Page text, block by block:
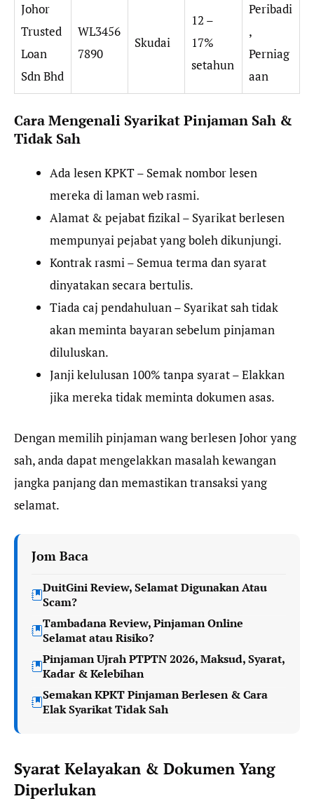
Johor
Trusted
Loan
Sdn Bhd
WL3456
7890
Skudai
12 –
17%
setahun
Peribadi
,
Perniag
aan
Cara Mengenali Syarikat Pinjaman Sah &
Tidak Sah
Ada lesen KPKT – Semak nombor lesen
mereka di laman web rasmi.
Alamat & pejabat fizikal – Syarikat berlesen
mempunyai pejabat yang boleh dikunjungi.
Kontrak rasmi – Semua terma dan syarat
dinyatakan secara bertulis.
Tiada caj pendahuluan – Syarikat sah tidak
akan meminta bayaran sebelum pinjaman
diluluskan.
Janji kelulusan 100% tanpa syarat – Elakkan
jika mereka tidak meminta dokumen asas.
Dengan memilih pinjaman wang berlesen Johor yang
sah, anda dapat mengelakkan masalah kewangan
jangka panjang dan memastikan transaksi yang
selamat.
Jom Baca
DuitGini Review, Selamat Digunakan Atau
Scam?
Tambadana Review, Pinjaman Online
Selamat atau Risiko?
Pinjaman Ujrah PTPTN 2026, Maksud, Syarat,
Kadar & Kelebihan
Semakan KPKT Pinjaman Berlesen & Cara
Elak Syarikat Tidak Sah
Syarat Kelayakan & Dokumen Yang
Diperlukan